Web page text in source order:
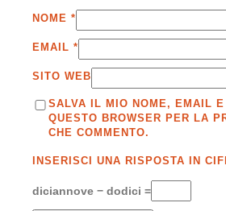
NOME *
EMAIL *
SITO WEB
SALVA IL MIO NOME, EMAIL
QUESTO BROWSER PER LA
CHE COMMENTO.
INSERISCI UNA RISPOSTA IN
diciannove − dodici =